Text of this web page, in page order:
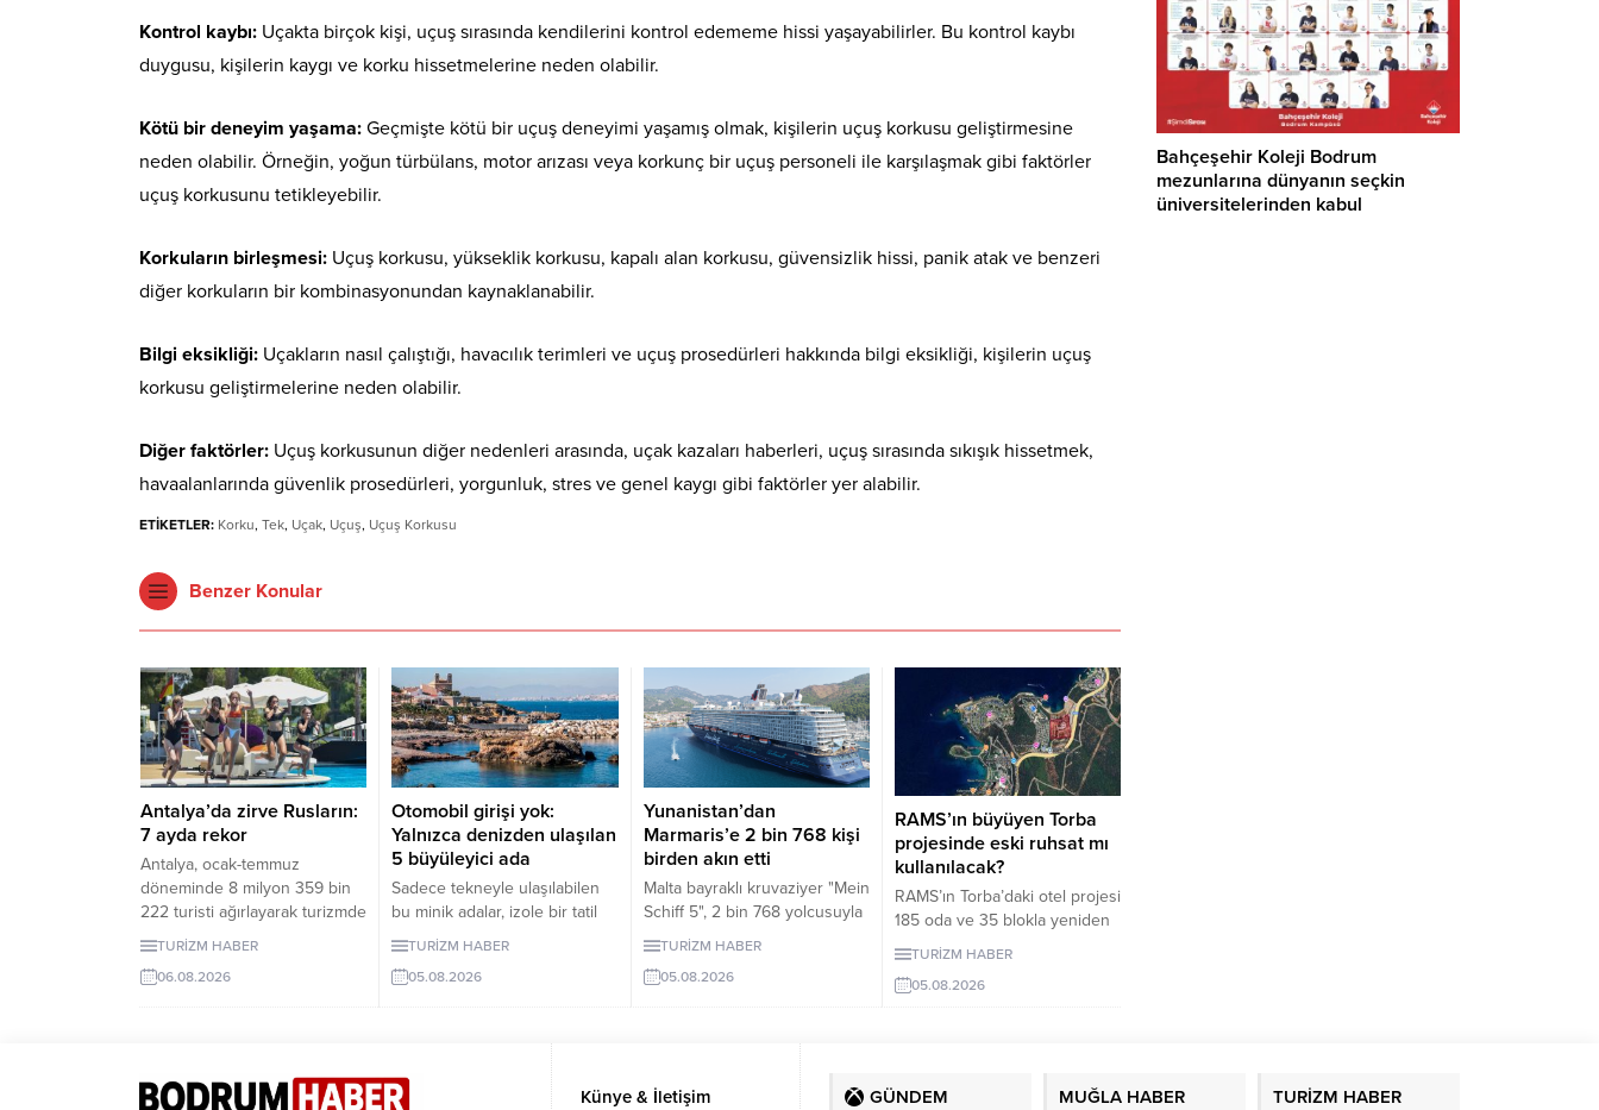
Kontrol kaybı: Uçakta birçok kişi, uçuş sırasında kendilerini kontrol edememe hissi yaşayabilirler. Bu kontrol kaybı
duygusu, kişilerin kaygı ve korku hissetmelerine neden olabilir.
Kötü bir deneyim yaşama: Geçmişte kötü bir uçuş deneyimi yaşamış olmak, kişilerin uçuş korkusu geliştirmesine
neden olabilir. Örneğin, yoğun türbülans, motor arızası veya korkunç bir uçuş personeli ile karşılaşmak gibi faktörler
uçuş korkusunu tetikleyebilir.
Korkuların birleşmesi: Uçuş korkusu, yükseklik korkusu, kapalı alan korkusu, güvensizlik hissi, panik atak ve benzeri
diğer korkuların bir kombinasyonundan kaynaklanabilir.
Bilgi eksikliği: Uçakların nasıl çalıştığı, havacılık terimleri ve uçuş prosedürleri hakkında bilgi eksikliği, kişilerin uçuş
korkusu geliştirmelerine neden olabilir.
Diğer faktörler: Uçuş korkusunun diğer nedenleri arasında, uçak kazaları haberleri, uçuş sırasında sıkışık hissetmek,
havaalanlarında güvenlik prosedürleri, yorgunluk, stres ve genel kaygı gibi faktörler yer alabilir.
ETİKETLER: Korku, Tek, Uçak, Uçuş, Uçuş Korkusu
Benzer Konular
Antalya’da zirve Rusların:
7 ayda rekor
Antalya, ocak-temmuz
döneminde 8 milyon 359 bin
222 turisti ağırlayarak turizmde
hareketli bir dönemi geride
ziyaretçiyle listenin ilk
TURİZM HABER
06.08.2026
Otomobil girişi yok:
Yalnızca denizden ulaşılan
5 büyüleyici ada
Sadece tekneyle ulaşılabilen
bu minik adalar, izole bir tatil
arayanlara eşsiz deneyimler
kılan özellikler nelerdir? İşte
TURİZM HABER
05.08.2026
Yunanistan’dan
Marmaris’e 2 bin 768 kişi
birden akın etti
Malta bayraklı kruvaziyer "Mein
Schiff 5", 2 bin 768 yolcusuyla
Muğla'nın Marmaris ilçesine
TURİZM HABER
05.08.2026
RAMS’ın büyüyen Torba
projesinde eski ruhsat mı
kullanılacak?
RAMS’ın Torba’daki otel projesi
185 oda ve 35 blokla yeniden
gündeme geldi. Projeye 17 bin
Hazine alanı eklendi.
TURİZM HABER
05.08.2026
Bahçeşehir Koleji Bodrum
mezunlarına dünyanın seçkin
üniversitelerinden kabul
Künye & İletişim GÜNDEM MUĞLA HABER TURİZM HABER